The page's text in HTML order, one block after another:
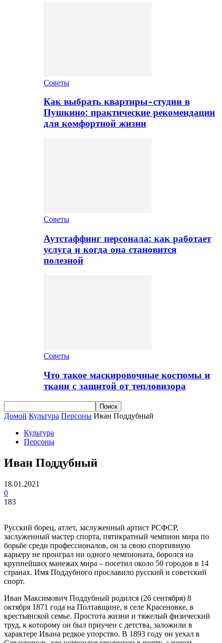
Советы
Как выбрать квартиры-студии в
Пушкино: практические рекомендации
для комфортной жизни
Советы
Аутстаффинг персонала: как работает
услуга и когда она становится
полезной
Советы
Что такое маскировочные костюмы и
ткани с защитой от тепловизора
Домой Культура Персоны Иван Поддубный
Культура
Персоны
Иван Поддубный
18.01.2021
0
183
Русский борец, атлет, заслуженный артист РСФСР,
заслуженный мастер спорта, пятикратный чемпион мира по
борьбе среди профессионалов, он за свою спортивную
карьеру не проиграл ни одного чемпионата, боролся на
крупнейших манежах мира – посетил около 50 городов в 14
странах. Имя Поддубного прославило русский и советский
спорт.
Иван Максимович Поддубный родился (26 сентября) 8
октября 1871 года на Полтавщине, в селе Красеновке, в
крестьянской семье. Простота жизни и тяжелый физический
труд, к которому он был приучен с детства, заложили в
характере Ивана редкое упорство. В 1893 году он уехал в